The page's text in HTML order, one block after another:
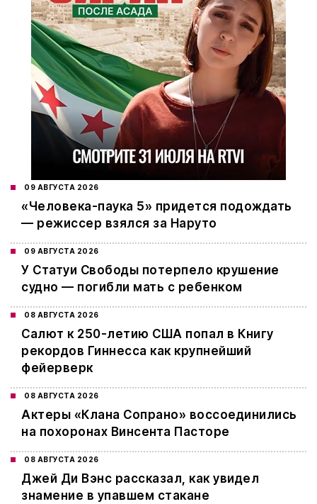
09 АВГУСТА 2026
«Человека-паука 5» придется подождать
— режиссер взялся за Наруто
09 АВГУСТА 2026
У Статуи Свободы потерпело крушение
судно — погибли мать с ребенком
08 АВГУСТА 2026
Салют к 250-летию США попал в Книгу
рекордов Гиннесса как крупнейший
фейерверк
08 АВГУСТА 2026
Актеры «Клана Сопрано» воссоединились
на похоронах Винсента Пасторе
08 АВГУСТА 2026
Джей Ди Вэнс рассказал, как увидел
знамение в упавшем стакане